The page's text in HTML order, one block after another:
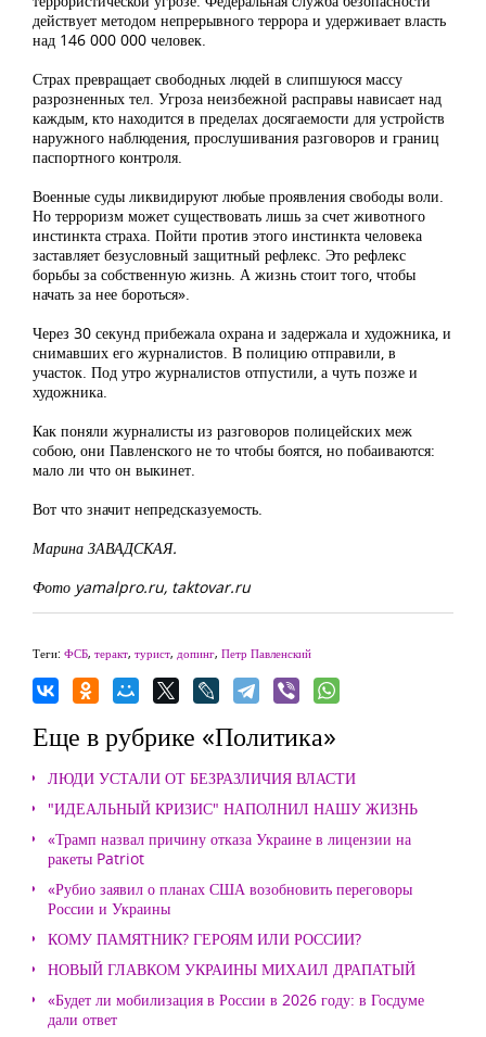
действует методом непрерывного террора и удерживает власть
над 146 000 000 человек.
Страх превращает свободных людей в слипшуюся массу
разрозненных тел. Угроза неизбежной расправы нависает над
каждым, кто находится в пределах досягаемости для устройств
наружного наблюдения, прослушивания разговоров и границ
паспортного контроля.
Военные суды ликвидируют любые проявления свободы воли.
Но терроризм может существовать лишь за счет животного
инстинкта страха. Пойти против этого инстинкта человека
заставляет безусловный защитный рефлекс. Это рефлекс
борьбы за собственную жизнь. А жизнь стоит того, чтобы
начать за нее бороться».
Через 30 секунд прибежала охрана и задержала и художника, и
снимавших его журналистов. В полицию отправили, в
участок. Под утро журналистов отпустили, а чуть позже и
художника.
Как поняли журналисты из разговоров полицейских меж
собою, они Павленского не то чтобы боятся, но побаиваются:
мало ли что он выкинет.
Вот что значит непредсказуемость.
Марина ЗАВАДСКАЯ.
Фото yamalpro.ru, taktovar.ru
Теги: ФСБ, теракт, турист, допинг, Петр Павленский
Еще в рубрике «Политика»
ЛЮДИ УСТАЛИ ОТ БЕЗРАЗЛИЧИЯ ВЛАСТИ
"ИДЕАЛЬНЫЙ КРИЗИС" НАПОЛНИЛ НАШУ ЖИЗНЬ
«Трамп назвал причину отказа Украине в лицензии на
ракеты Patriot
«Рубио заявил о планах США возобновить переговоры
России и Украины
КОМУ ПАМЯТНИК? ГЕРОЯМ ИЛИ РОССИИ?
НОВЫЙ ГЛАВКОМ УКРАИНЫ МИХАИЛ ДРАПАТЫЙ
«Будет ли мобилизация в России в 2026 году: в Госдуме
дали ответ